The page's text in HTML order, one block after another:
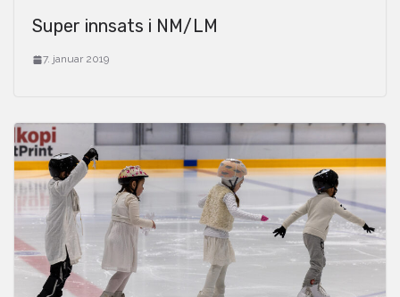
Super innsats i NM/LM
7. januar 2019